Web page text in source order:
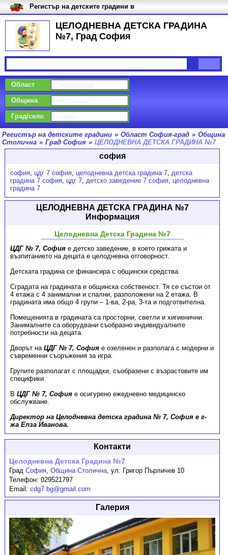
ЦЕЛОДНЕВНА ДЕТСКА ГРАДИНА
№7, Град София
Регистър на детските градини в
България
Област
Община
Град/село
Регистър на детските градини » Област София-град » Община
Столична » Град София » ЦЕЛОДНЕВНА ДЕТСКА ГРАДИНА №7
софия
софия, цдг 7 софия, целодневна детска градина 7, детска
градина 7 софия, цдг 7, детско заведение 7 софия, целодневна
градина 7
ЦЕЛОДНЕВНА ДЕТСКА ГРАДИНА №7
Информация
Целодневна Детска Градина №7
ЦДГ № 7, Софияе детско заведение, в което грижата и
възпитанието на децата е целодневна отговорност.
Детската градина се финансира с общински средства.
Сградата на градината е общинска собственост. Тя се състои от
4 етажа с 4 занимални и спални, разположени на 2 етажа. В
градината има общо 4 групи – 1-ва, 2-ра, 3-та и подготвителна.
Помещенията в градината са просторни, светли и хигиенични.
Занималните са оборудвани съобразно индивидуалните
потребности на децата.
Дворът на ЦДГ № 7, София е озеленен и разполага с модерни и
съвременни съоръжения за игра.
Групите разполагат с площадки, съобразени с възрастовите им
специфики.
В ЦДГ № 7, Софияе осигурено ежедневно медицинско
обслужване.
Директор на Целодневна детска градина № 7, София е г-
жа Елза Иванова.
Контакти
Целодневна Детска Градина №7
ГрадСофия,Община Столична,ул. Григор Пърличев 10
Телефон:029521797
Email:cdg7.bg@gmail.com
Галерия